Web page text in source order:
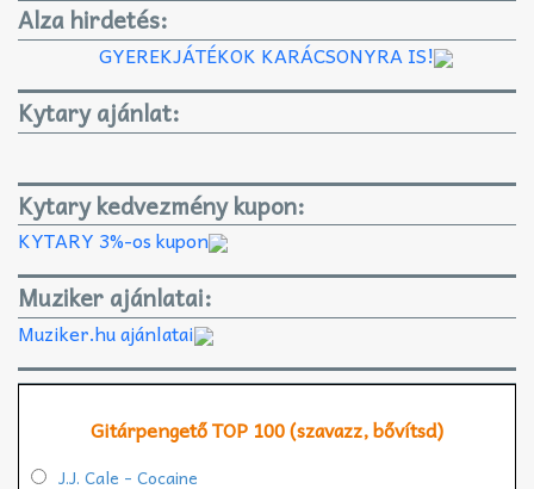
Alza hirdetés:
GYEREKJÁTÉKOK KARÁCSONYRA IS!
Kytary ajánlat:
Kytary kedvezmény kupon:
KYTARY 3%-os kupon
Muziker ajánlatai:
Muziker.hu ajánlatai
Gitárpengető TOP 100 (szavazz, bővítsd)
J.J. Cale - Cocaine